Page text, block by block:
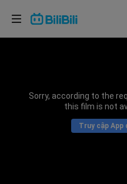
Sorry, according to the
this film is not
Truy cập App
Lựa chọn ngôn ngữ
Bahasa Indonesia